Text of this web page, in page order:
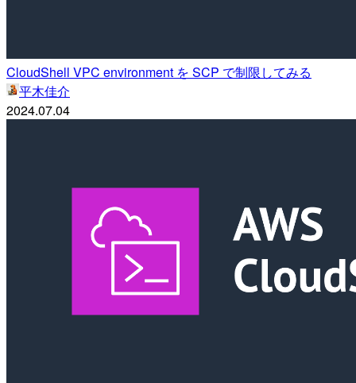
CloudShell VPC environment を SCP で制限してみる
平木佳介
2024.07.04